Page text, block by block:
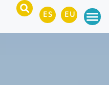
ES EU